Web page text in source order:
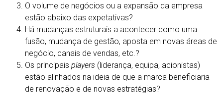
O volume de negócios ou a expansão da empresa
estão abaixo das expetativas?
Há mudanças estruturais a acontecer como uma
fusão, mudança de gestão, aposta em novas áreas de
negócio, canais de vendas, etc.?
Os principais players (liderança, equipa, acionistas)
estão alinhados na ideia de que a marca beneficiaria
de renovação e de novas estratégias?